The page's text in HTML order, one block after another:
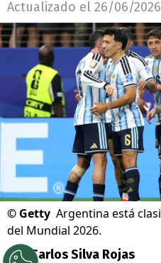
Actualizado el 26/06/
© Getty Argentina está
del Mundial 2026.
Por Carlos Silva Rojas